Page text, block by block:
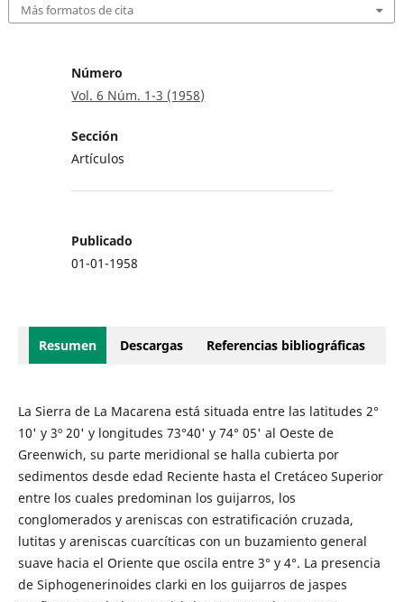
Más formatos de cita
Número
Vol. 6 Núm. 1-3 (1958)
Sección
Artículos
Publicado
01-01-1958
Resumen Descargas Referencias bibliográficas
La Sierra de La Macarena está situada entre las latitudes 2°
10' y 3º 20' y longitudes 73°40' y 74° 05' al Oeste de
Greenwich, su parte meridional se halla cubierta por
sedimentos desde edad Reciente hasta el Cretáceo Superior
entre los cuales predominan los guijarros, los
conglomerados y areniscas con estratificación cruzada,
lutitas y areniscas cuarcíticas con un buzamiento general
suave hacia el Oriente que oscila entre 3° y 4°. La presencia
de Siphogenerinoides clarki en los guijarros de jaspes